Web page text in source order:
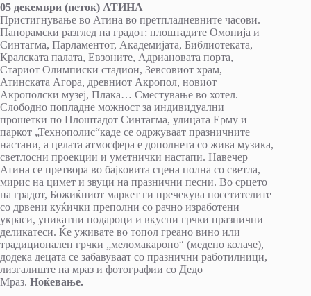
05 декември (петок) АТИНА
Пристигнување во Атина во претпладневните часови.
Панорамски разглед на градот: плоштадите Омонија и
Синтагма, Парламентот, Академијата, Библиотеката,
Кралската палата, Евзоните, Адриановата порта,
Стариот Олимписки стадион, Зевсовиот храм,
Атинската Агора, древниот Акропол, новиот
Акрополски музеј, Плака… Сместување во хотел.
Слободно попладне можност за индивидуални
прошетки по Плоштадот Синтагма, улицата Еρму и
паркот „Технополис“каде се одржуваат празничните
настани, а целата атмосфера е дополнета со жива музика,
светлосни проекции и уметнички настапи. Навечер
Атина се претвора во бајковита сцена полна со светла,
мирис на цимет и звуци на празнични песни. Во срцето
на градот, Божиќниот маркет ги пречекува посетителите
со дрвени куќички преполни со рачно изработени
украси, уникатни подароци и вкусни грчки празнични
деликатеси. Ќе уживате во топол греанo вино или
традиционален грчки „меломакароно“ (медено колаче),
додека децата се забавуваат со празнични работилници,
лизгалиште на мраз и фотографии со Дедо
Мраз. Ноќевање.